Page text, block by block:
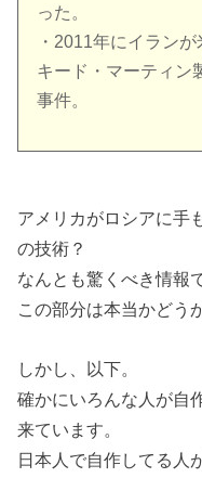
った。
・2011年にイラン
キード・マーティン
事件。
アメリカがロシアに手
の技術？
なんとも驚くべき情報
この部分は本当かどう
しかし、以下。
確かにいろんな人が自
来ています。
日本人で自作してる人